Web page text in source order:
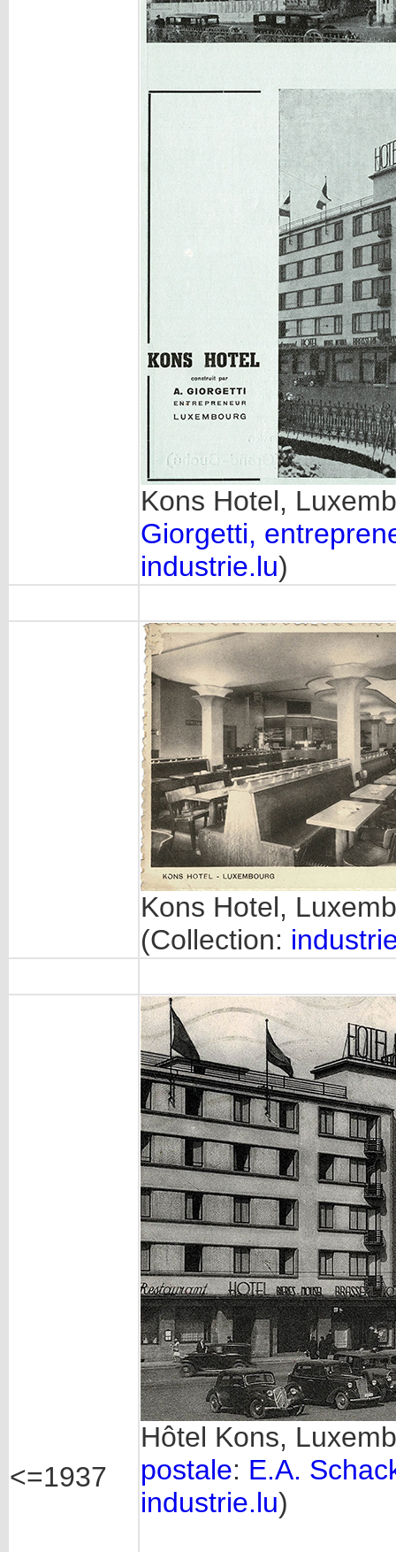
Kons Hotel,
Giorgetti,
industrie.lu)
Kons Hotel,
(Collection:
<=1937
Hôtel Kons,
postale: E.A.
industrie.lu)